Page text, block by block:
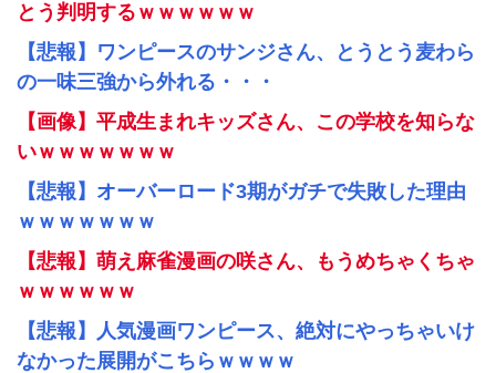
とう判明するｗｗｗｗｗｗ
【悲報】ワンピースのサンジさん、とうとう麦わら
の一味三強から外れる・・・
【画像】平成生まれキッズさん、この学校を知らな
いｗｗｗｗｗｗｗ
【悲報】オーバーロード3期がガチで失敗した理由
ｗｗｗｗｗｗｗ
【悲報】萌え麻雀漫画の咲さん、もうめちゃくちゃ
ｗｗｗｗｗｗ
【悲報】人気漫画ワンピース、絶対にやっちゃいけ
なかった展開がこちらｗｗｗｗ